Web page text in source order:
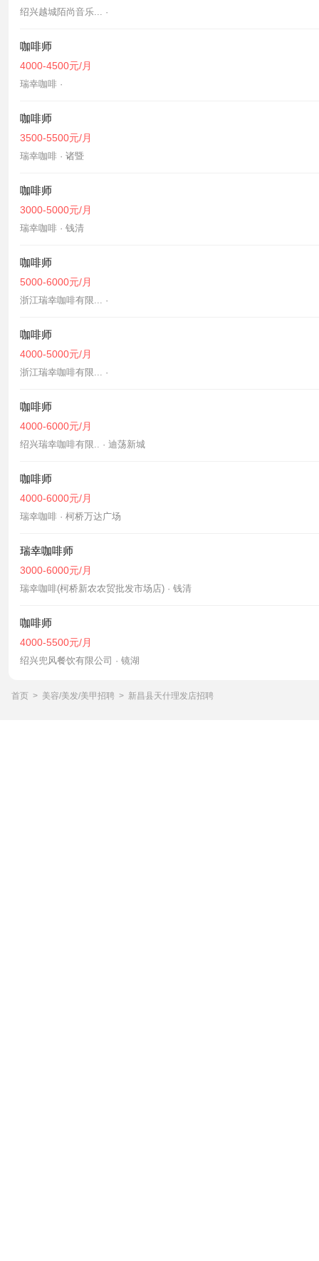
绍兴越城陌尚音乐... ·
咖啡师
4000-4500元/月
瑞幸咖啡 ·
咖啡师
3500-5500元/月
瑞幸咖啡 · 诸暨
咖啡师
3000-5000元/月
瑞幸咖啡 · 钱清
咖啡师
5000-6000元/月
浙江瑞幸咖啡有限... ·
咖啡师
4000-5000元/月
浙江瑞幸咖啡有限... ·
咖啡师
4000-6000元/月
绍兴瑞幸咖啡有限.. · 迪荡新城
咖啡师
4000-6000元/月
瑞幸咖啡 · 柯桥万达广场
瑞幸咖啡师
3000-6000元/月
瑞幸咖啡(柯桥新农农贸批发市场店) · 钱清
咖啡师
4000-5500元/月
绍兴兜风餐饮有限公司 · 镜湖
首页 > 美容/美发/美甲招聘 > 新昌县天什理发店招聘